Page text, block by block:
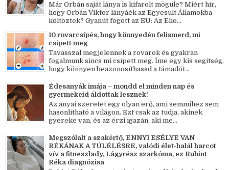
Már Orbán saját lánya is kifarolt mögüle? Miért hír,
hogy Orbán Viktor lányáék az Egyesült Államokba
költöztek? Gyanút fogott az EU: Az Elio...
10 rovarcsípés, hogy könnyedén felismerd, mi
csípett meg
Tavasszal megjelennek a rovarok és gyakran
fogalmunk sincs mi csípett meg. Íme egy kis segítség,
hogy könnyen beazonosíthassd a támadót...
Édesanyák imája – mondd el minden nap és
gyermekeid áldottak lesznek!
Az anyai szeretet egy olyan erő, ami semmihez sem
hasonlítható a világon. Ezt csak az tudja, akinek
gyereke van, és az érzi igazán, aki me...
Megszólalt a szakértő, ENNYI ESÉLYE VAN
RÉKÁNAK A TÚLÉLÉSRE, valódi élet-halál harcot
vív a fitneszlady, Lágyrész szarkóma, ez Rubint
Réka diagnózisa